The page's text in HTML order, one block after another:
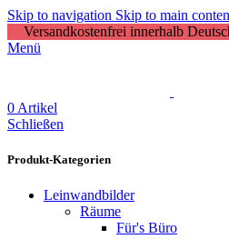
Skip to navigation Skip to main
Versandkostenfrei innerhalb
Menü
0 Artikel
Schließen
Produkt-Kategorien
Leinwandbilder
Räume
Für's Büro